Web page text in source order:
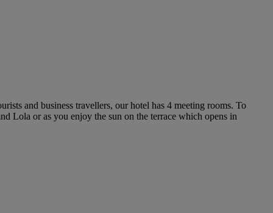
and business travellers, our hotel has 4 meeting rooms. To
Lola or as you enjoy the sun on the terrace which opens in